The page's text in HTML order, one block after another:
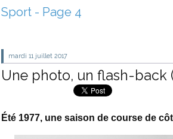
Sport - Page 4
mardi 11 juillet 2017
Une photo, un flash-back
Été 1977, une saison de course de